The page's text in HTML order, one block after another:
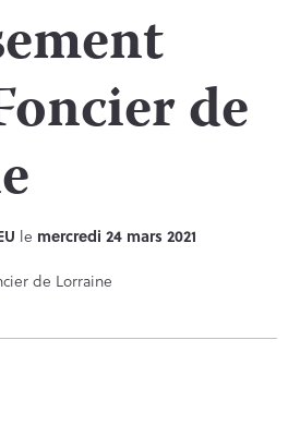
de
le mercredi 24 mars 2021